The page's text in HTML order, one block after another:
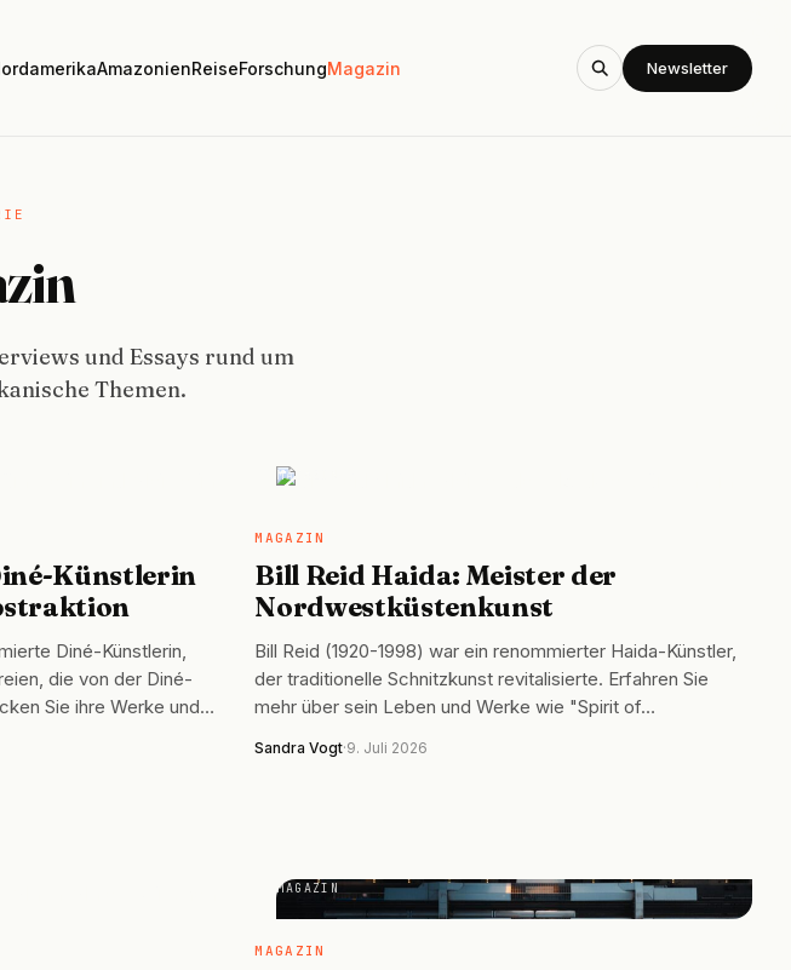
AmazonienReiseForschungMagazin Newsletter
und Essays rund um
Themen.
Künstlerin
Diné-Künstlerin,
die von der Diné-
Sie ihre Werke und…
MAGAZIN
MAGAZIN
Bill Reid Haida: Meister der
Nordwestküstenkunst
Bill Reid (1920-1998) war ein renommierter Haida-Künstler,
der traditionelle Schnitzkunst revitalisierte. Erfahren Sie
mehr über sein Leben und Werke wie "Spirit of…
Sandra Vogt·9. Juli 2026
MAGAZIN
MAGAZIN